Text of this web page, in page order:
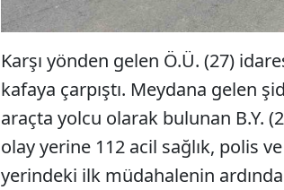
Karşı yönden gelen Ö.Ü. (27)
kafaya çarpıştı. Meydana gelen
araçta yolcu olarak bulunan B.Y.
olay yerine 112 acil sağlık, polis
yerindeki ilk müdahalenin